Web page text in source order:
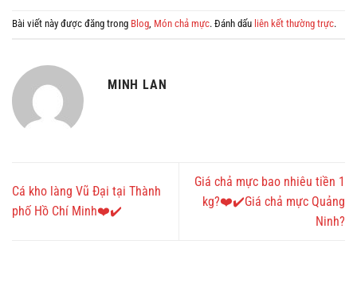
Bài viết này được đăng trong Blog Món chả mực. Đánh dấu liên kết thường trực.
MINH LAN
Cá kho làng Vũ Đại tại Thành
phố Hồ Chí Minh❤️✔️
Giá chả mực bao nhiêu tiền 1
kg?❤️✔️Giá chả mực Quảng
Ninh?